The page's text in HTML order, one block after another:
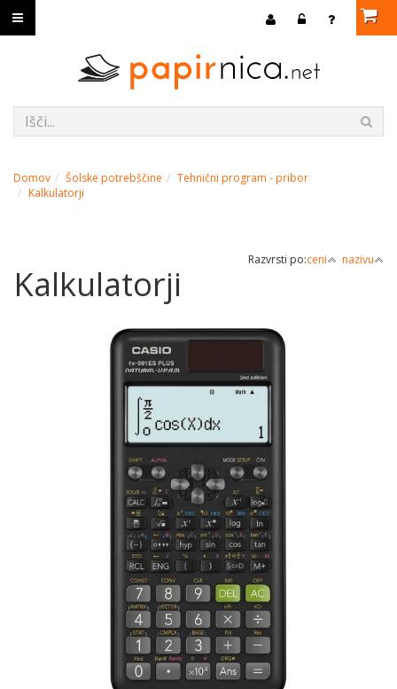
Domov Šolske potrebščine
Tehnični program - pribor
Kalkulatorji
Razvrsti po:ceni nazivu
Kalkulatorji